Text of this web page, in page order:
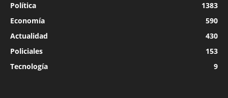
Política
1383
Economía
590
Actualidad
430
Policiales
153
Tecnología
9